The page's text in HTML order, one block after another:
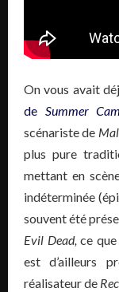
On vous avait
de Summer
scénariste de
plus pure
mettant en
indéterminée
souvent été
Evil Dead,ce
est d’ailleurs
réalisateur de Rec